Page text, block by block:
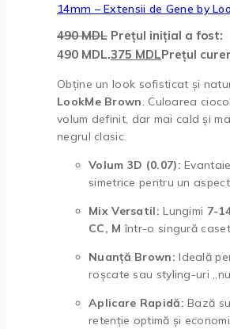
14mm – Extensii de Gene by
490MDL Prețul inițial a fost:
490 MDL.375 MDLPrețul
Obține un look sofisticat și
LookMe Brown. Culoarea
volum definit, dar mai cald și
negrul clasic.
Volum 3D (0.07):
simetrice pentru un
Mix Versatil: Lungimi 7-
CC, M într-o singură
Nuanță Brown: Ideală
roșcate sau styling-uri
Aplicare Rapidă: Bază
retenție optimă și